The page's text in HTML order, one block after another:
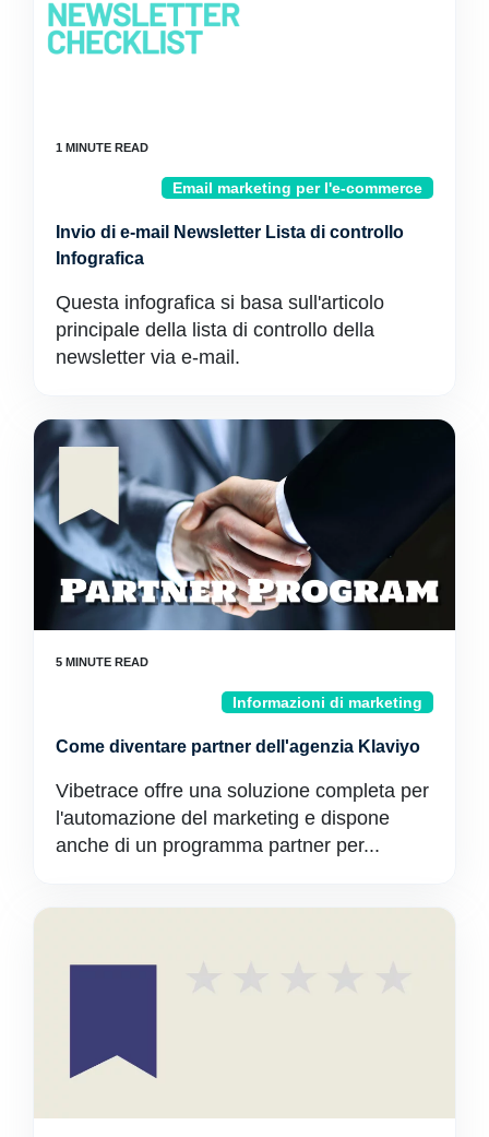
Email marketing per l'e-commerce
Invio di e-mail Newsletter Lista di controllo
Infografica
Questa infografica si basa sull'articolo
principale della lista di controllo della
newsletter via e-mail.
Informazioni di marketing
Come diventare partner dell'agenzia Klaviyo
Vibetrace offre una soluzione completa per
l'automazione del marketing e dispone
anche di un programma partner per...